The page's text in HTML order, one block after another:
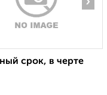
срок, в черте